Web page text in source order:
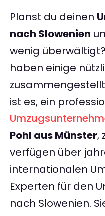
Planst du deinen
nach Slowenien
wenig
haben einige
ist es, ein
Pohl aus Münster,
verfügen über
internationalen
Experten für den
nach Slowenien.